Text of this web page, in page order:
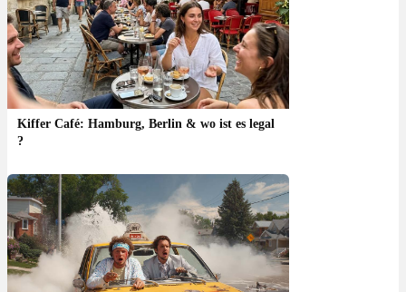
Kiffer Café: Hamburg, Berlin & wo ist es legal
?